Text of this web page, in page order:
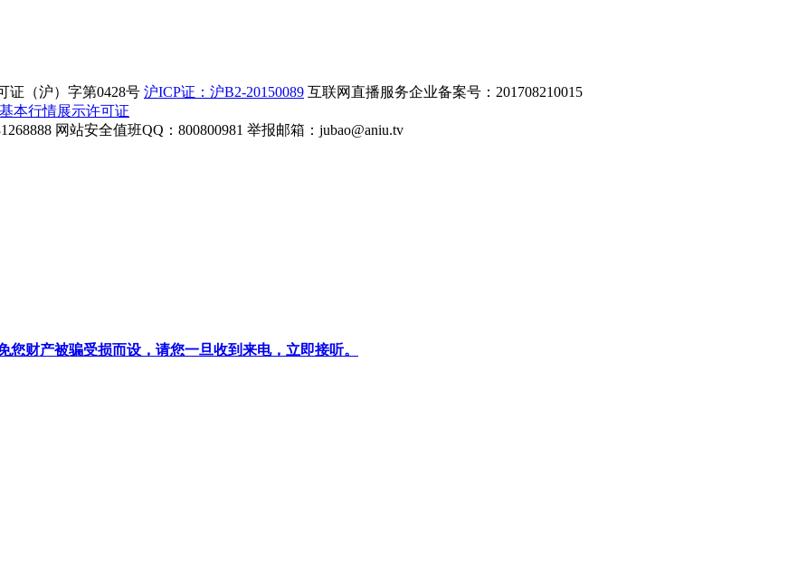
证（沪）字第0428号 沪ICP证：沪B2-20150089 互联网直播服务企业备案号：201708210015
本行情展示许可证
网站安全值班QQ：800800981 举报邮箱： jubao@aniu.tv
财产被骗受损而设，请您一旦收到来电，立即接听。